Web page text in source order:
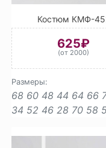
Костюм КМФ-
625₽
(от 2000)
Размеры:
68 60 48 44 64 66
34 52 46 28 70 58